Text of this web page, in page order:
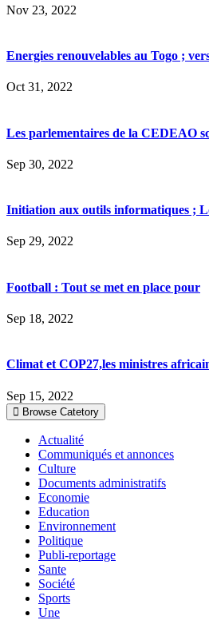
Nov 23, 2022
Energies renouvelables au Togo ;
Oct 31, 2022
Les parlementaires de la CEDEAO
Sep 30, 2022
Initiation aux outils informatiques ;
Sep 29, 2022
Football : Tout se met en place pour
Sep 18, 2022
Climat et COP27,les ministres
Sep 15, 2022
Browse Catetory
Actualité
Communiqués et annonces
Culture
Documents administratifs
Economie
Education
Environnement
Politique
Publi-reportage
Sante
Société
Sports
Une